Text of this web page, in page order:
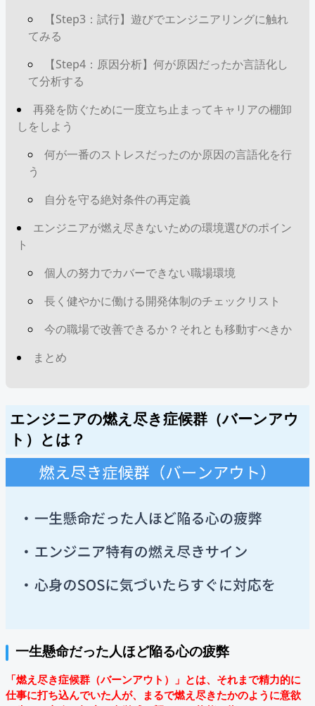
【Step3：試行】遊びでエンジニアリングに触れ
てみる
【Step4：原因分析】何が原因だったか言語化し
て分析する
再発を防ぐために一度立ち止まってキャリアの棚卸
しをしよう
何が一番のストレスだったのか原因の言語化を行
う
自分を守る絶対条件の再定義
エンジニアが燃え尽きないための環境選びのポイン
ト
個人の努力でカバーできない職場環境
長く健やかに働ける開発体制のチェックリスト
今の職場で改善できるか？それとも移動すべきか
まとめ
エンジニアの燃え尽き症候群（バーンアウ
ト）とは？
一生懸命だった人ほど陥る心の疲弊
「燃え尽き症候群（バーンアウト）」とは、それまで精力的に
仕事に打ち込んでいた人が、まるで燃え尽きたかのように意欲